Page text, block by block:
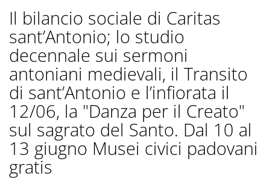
Il bilancio sociale di Caritas
sant’Antonio; lo studio
decennale sui sermoni
antoniani medievali, il Transito
di sant’Antonio e l’infiorata il
12/06, la "Danza per il Creato"
sul sagrato del Santo. Dal 10 al
13 giugno Musei civici padovani
gratis